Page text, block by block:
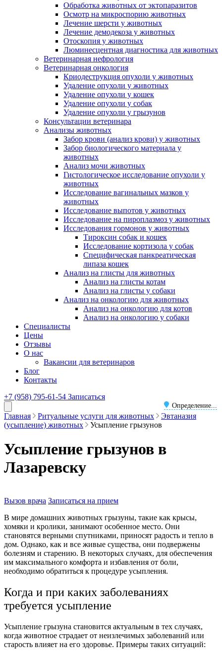
Обработка животных от эктопаразитов
Осмотр на микроспорию животных
Лечение шерсти у животных
Лечение демодекоза у животных
Отоскопия у животных
Люминесцентная диагностика для животных
Ветеринарная нефрология
Ветеринарная онкология
Криодеструкция опухоли у животных
Удаление опухоли у животных
Удаление опухоли у кошек
Удаление опухоли у собак
Удаление опухоли у грызунов
Консультации ветеринара
Анализы животных
Забор крови (анализ крови) у животных
Забор биологического материала у
животных
Анализ мочи животных
Гистологическое исследование опухоли у
животных
Исследование вагинальных мазков у
животных
Исследование выпотов у животных
Исследование на пироплазмоз у животных
Исследования гормонов у животных
Тироксин собак и кошек
Исследование кортизола у собак
Специфическая панкреатическая
липаза кошек
Анализ на глисты для животных
Анализ на глисты котам
Анализ на глисты у собаки
Анализ на онкологию для животных
Анализ на онкологию для котов
Анализ на онкологию у собаки
Специалисты
Цены
Отзывы
О нас
Вакансии для ветеринаров
Блог
Контакты
+7 (958) 795-61-54
Определение...
Записаться
Главная Ритуальные услуги для животных
Эвтаназия
(усыпление) животных
Усыпление грызунов
Усыпление грызунов в
Лазаревску
Вызов врача Записаться на прием
В мире домашних животных грызуны, такие как крысы,
хомяки и кролики, занимают особенное место. Они
становятся верными спутниками, приносят радость и тепло в
дом. Однако, как и все живые существа, они подвержены
болезням и старению. В некоторых случаях, для обеспечения
им максимального комфорта и избавления от боли,
необходимо обратиться к процедуре усыпления.
Когда и при каких заболеваниях
требуется усыпление
Усыпление грызуна становится актуальным в тех случаях,
когда животное страдает от неизлечимых заболеваний или
старость влияет на его здоровье. Примеры таких ситуаций: